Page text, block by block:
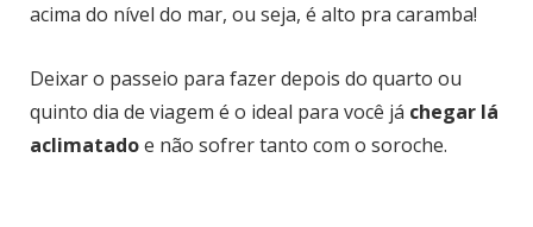
acima do nível do mar, ou seja, é alto pra caramba!
Deixar o passeio para fazer depois do quarto ou
quinto dia de viagem é o ideal para você já chegar lá
aclimatadoe não sofrer tanto com o soroche.